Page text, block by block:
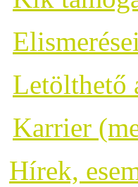
Letölthető
Karrier
Hírek,